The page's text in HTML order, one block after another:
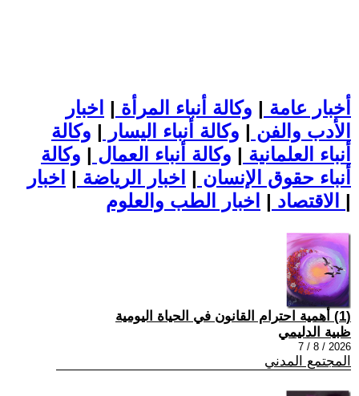
أخبار عامة | وكالة أنباء المرأة | اخبار
الأدب والفن | وكالة أنباء اليسار | وكالة
أنباء العلمانية | وكالة أنباء العمال | وكالة
أنباء حقوق الإنسان | اخبار الرياضة | اخبار
الاقتصاد | |
(1) أهمية احترام القانون في الحياة اليومية
ظبية الدليمي
2026 / 8 / 7
المجتمع المدني